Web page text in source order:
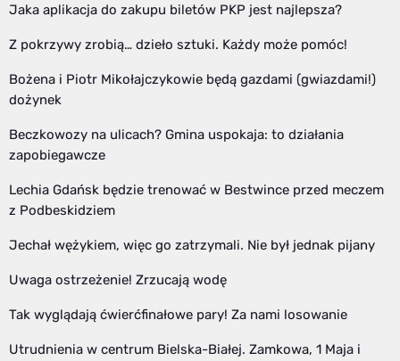
Jaka aplikacja do zakupu biletów PKP jest najlepsza?
Z pokrzywy zrobią… dzieło sztuki. Każdy może pomóc!
Bożena i Piotr Mikołajczykowie będą gazdami (gwiazdami!)
dożynek
Beczkowozy na ulicach? Gmina uspokaja: to działania
zapobiegawcze
Lechia Gdańsk będzie trenować w Bestwince przed meczem
z Podbeskidziem
Jechał wężykiem, więc go zatrzymali. Nie był jednak pijany
Uwaga ostrzeżenie! Zrzucają wodę
Tak wyglądają ćwierćfinałowe pary! Za nami losowanie
Utrudnienia w centrum Bielska-Białej. Zamkowa, 1 Maja i